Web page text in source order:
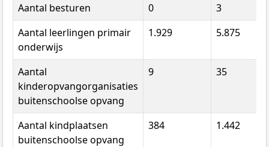
Aantal besturen 0
3
Aantal leerlingen primair
onderwijs
1.929 5.875
Aantal
kinderopvangorganisaties
buitenschoolse opvang
9 35
Aantal kindplaatsen
buitenschoolse opvang
384 1.442